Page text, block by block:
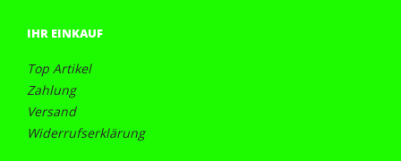
IHR EINKAUF
Top Artikel
Zahlung
Versand
Widerrufserklärung